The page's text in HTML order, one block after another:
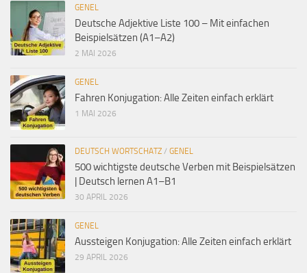
GENEL
Deutsche Adjektive Liste 100 – Mit einfachen
Beispielsätzen (A1–A2)
2 MAI 2026
GENEL
Fahren Konjugation: Alle Zeiten einfach erklärt
1 MAI 2026
DEUTSCH WORTSCHATZ / GENEL
500 wichtigste deutsche Verben mit Beispielsätzen
| Deutsch lernen A1–B1
30 APRIL 2026
GENEL
Aussteigen Konjugation: Alle Zeiten einfach erklärt
29 APRIL 2026